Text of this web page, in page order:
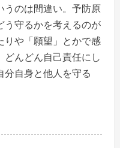
うのは間違い。予防原
う守るかを考えるのが
りや「願望」とかで感
んどん自己責任にし
分自身と他人を守る